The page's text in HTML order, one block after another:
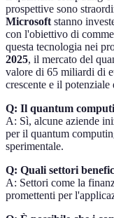
prospettive sono
Microsoft stanno
con l'obiettivo di
questa tecnologia nei
2025, il mercato del
valore di 65 miliardi di
crescente e il
Q: Il quantum
A: Sì, alcune aziende
per il quantum
sperimentale.
Q: Quali settori
A: Settori come la
promettenti per